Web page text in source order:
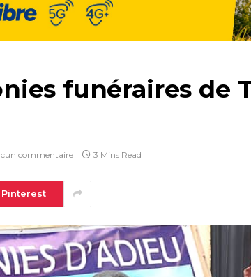
funéraires de
commentaire 3 Mins Read
Pinterest